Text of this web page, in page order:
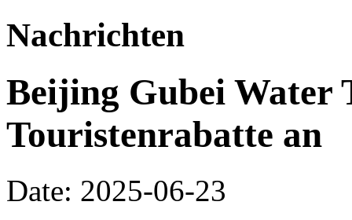
Nachrichten
Beijing Gubei Water
Touristenrabatte an
Date: 2025-06-23